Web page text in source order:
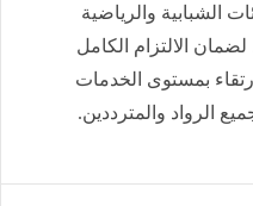
الشبابية والرياضية
الالتزام الكامل
بمستوى الخدمات
الرواد والمترددين.